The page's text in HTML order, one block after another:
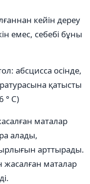
кейін дереу
емес, себебі бұны
абсцисса осінде,
қатысты
° C)
маталар
алады,
арттырады.
маталар